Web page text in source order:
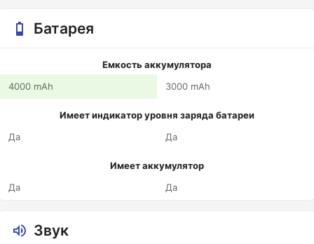
Батарея
Емкость аккумулятора
4000 mAh
3000 mAh
Имеет индикатор уровня заряда батареи
Да
Да
Имеет аккумулятор
Да
Да
Звук